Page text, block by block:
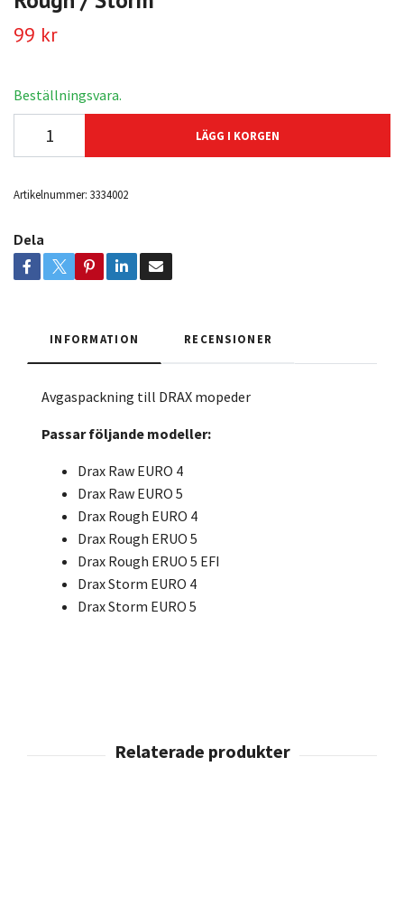
99 kr
Beställningsvara.
LÄGG I KORGEN
Artikelnummer: 3334002
Dela
INFORMATION RECENSIONER
Avgaspackning till DRAX mopeder
Passar följande modeller:
Drax Raw EURO 4
Drax Raw EURO 5
Drax Rough EURO 4
Drax Rough ERUO 5
Drax Rough ERUO 5 EFI
Drax Storm EURO 4
Drax Storm EURO 5